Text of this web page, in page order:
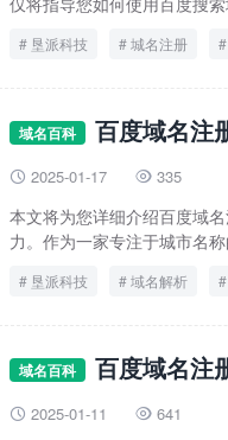
垦派科技 城名注册
域名百科 百度域名注
 2025-01-17  335
本文将为您详细介绍百度域
力。作为一家专注于城市名
垦派科技 域名解析
域名百科 百度域名注
 2025-01-11  641